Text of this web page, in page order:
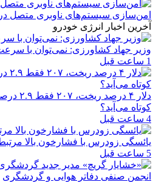
امن‌سازی سیستم‌های ناوبری متصل
آخرین اخبار انرژی خودرو
وزیر جهاد کشاورزی: نمی‌توان با
1 ساعت قبل
دلار ۴
کوتاه می‌آید؟
4 ساعت قبل
یائسگی زودرس با فشارخون بالا
5 ساعت قبل